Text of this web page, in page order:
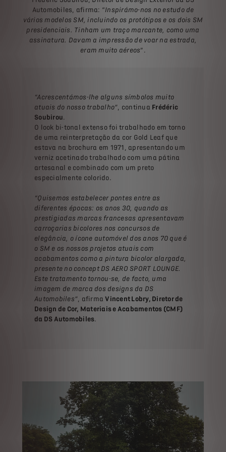
Automobiles, afirma: “Inspirámo-nos no estudo de
vários modelos SM, incluindo os protótipos e os dois SM
presidenciais. Tinham um traço marcante, como uma
assinatura. Davam a impressão de voar na estrada,
eram muito aéreos”.
“Acrescentámos-lhe alguns símbolos muito
atuais do nosso trabalho”, continua Frédéric
Soubirou.
O look bi-tonal extenso foi trabalhado em torno
de uma reinterpretação da cor Gold Leaf que
estava na brochura em 1971, apresentando um
verniz acetinado trabalhado com uma pátina
artesanal e combinado com um preto
especialmente colorido.
“Quisemos estabelecer pontes entre as
diferentes épocas: os anos 30, quando as
prestigiadas marcas francesas apresentavam
carroçarias bicolores nos concursos de
elegância, o ícone automóvel dos anos 70 que é
o SM e os nossos projetos atuais com
acabamentos como a pintura bicolor alargada,
presente no concept DS AERO SPORT LOUNGE.
Este tratamento tornou-se, de facto, uma
imagem de marca dos designs da DS
Automobiles”, afirmaVincent Lobry, Diretor de
Design de Cor, Materiais e Acabamentos (CMF)
da DS Automobiles.